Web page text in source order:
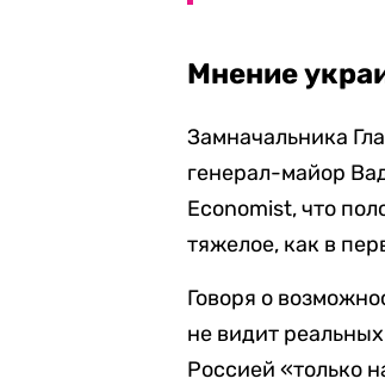
Мнение
Замначальника
генерал-майор
Economist, что
тяжелое, как в
Говоря о
не видит
Россией «только